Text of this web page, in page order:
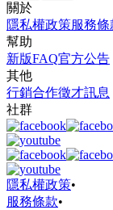
關於
隱私權政策服務條
幫助
新版FAQ官方公告
其他
行銷合作徵才訊息
社群
隱私權政策•
服務條款•